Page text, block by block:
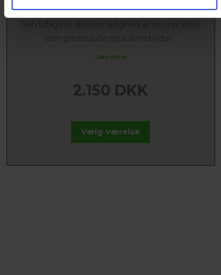
Den tidligere direktørlejlighed er nu indrettet
som gæstesuite og suiten byder...
Læs mere
2.150 DKK
Vælg værelse